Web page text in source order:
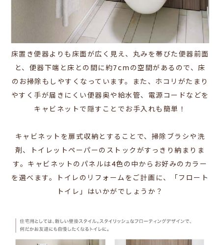
床置き便器よりも床面が広く見え、丸みを帯びた便器前面
と、便器下端と床との間に約7cmの空間があるので、床
のお掃除もしやすくなっています。 また、ホコリがたまり
やすく手が届きにくい便器奥や給水管、電源コードなどを
キャビネットで隠すことでお手入れも簡単！
キャビネットを扉式収納とすることで、掃除ブラシや洗
剤、トイレットペーパーのストックがすっきり納まりま
す。キャビネットのパネルは4色の中からお好みのカラー
を選べます。トイレのリフォームをご計画に、「フロート
トイレ」はいかがでしょうか？